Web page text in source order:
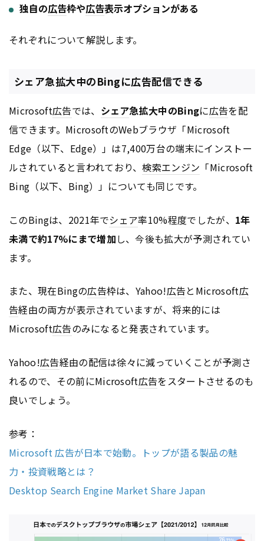
独自の広告枠や広告表示オプションがある
それぞれについて解説します。
シェア急拡大中のBingに広告配信できる
Microsoft広告では、 シェア急拡大中のBingに広告を配
信できます。MicrosoftのWebブラウザ「Microsoft
Edge（以下、Edge）」は7,400万台の端末にインストー
ルされていると言われており、検索エンジン 「Microsoft
Bing（以下、Bing）」についても同じです。
このBingは、2021年でシェア率10%程度でしたが、 1年
未満で約17%にまで増加し、今後も拡大が予測されてい
ます。
また、現在Bingの広告枠は、Yahoo!広告とMicrosoft広
告経由の両方が表示されていますが、将来的には
Microsoft広告のみになると発表されています。
Yahoo!広告経由の配信は徐々に減っていくことが予測さ
れるので、その前にMicrosoft広告をスタートさせるのも
良いでしょう。
参考：
Microsoft 広告が日本で始動。トップが語る製品の魅
力・投資戦略とは？
Desktop Search Engine Market Share Japan